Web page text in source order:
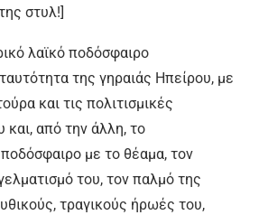
στυλ!]
λαϊκό ποδόσφαιρο
της γηραιάς Ηπείρου, με
και τις πολιτισμικές
από την άλλη, το
ποδόσφαιρο με το θέαμα, τον
του, τον παλμό της
τραγικούς ήρωές του,